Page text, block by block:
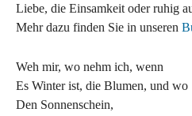
Liebe, die Einsamkeit oder ruhig
Mehr dazu finden Sie in unseren
Weh mir, wo nehm ich, wenn
Es Winter ist, die Blumen, und wo
Den Sonnenschein,